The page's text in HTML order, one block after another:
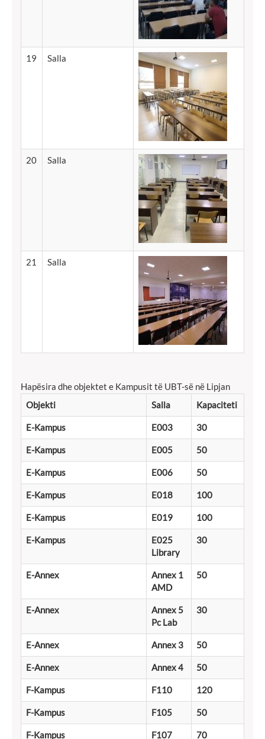
19 Salla
20 Salla
21 Salla
Hapësira dhe objektet e Kampusit të UBT-së në Lipjan
Objekti
Salla Kapaciteti
E-Kampus E003 30
E-Kampus E005 50
E-Kampus E006 50
E-Kampus E018 100
E-Kampus E019 100
E-Kampus
E025
Library
30
E-Annex
Annex 1
AMD
50
E-Annex
Annex 5
Pc Lab
30
E-Annex Annex 3 50
E-Annex Annex 4 50
F-Kampus F110 120
F-Kampus F105 50
F-Kampus F107 70